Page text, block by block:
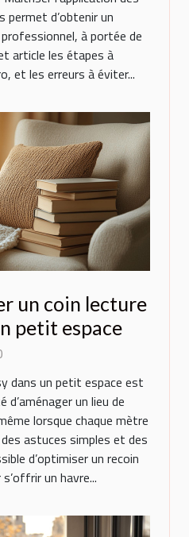
d’obtenir un
à portée de
article les étapes à
et les erreurs à éviter...
un coin lecture
petit espace
dans un petit espace est
un lieu de
lorsque chaque mètre
astuces simples et des
d’optimiser un recoin
un havre...